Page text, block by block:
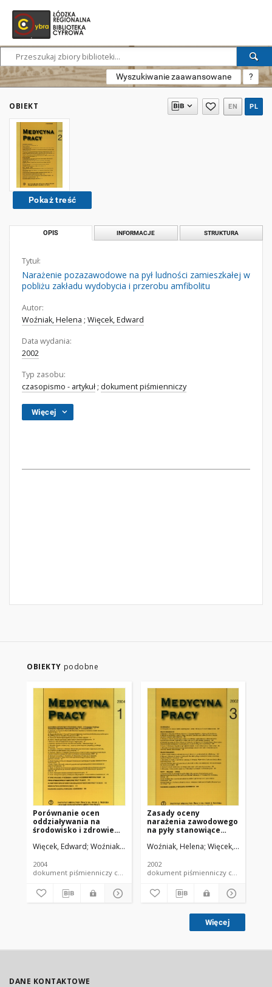
Wyszukiwanie zaawansowane ?
OBIEKT EN PL
Pokaż treść
OPIS INFORMACJE STRUKTURA
Tytuł:
Narażenie pozazawodowe na pył ludności zamieszkałej w
pobliżu zakładu wydobycia i przerobu amfibolitu
Autor:
Woźniak, Helena ; Więcek, Edward
Data wydania:
2002
Typ zasobu:
czasopismo - artykuł ; dokument piśmienniczy
Więcej
OBIEKTY podobne
Porównanie ocen
oddziaływania na
środowisko i zdrowie
w pobliżu zakładu
skalnych na podstawie
metod obliczeniowych i
Więcek, Edward Woźniak, Helena
2004
dokument piśmienniczy czasopismo - artykuł
Zasady oceny
narażenia zawodowego
na pyły stanowiące
krystalicznej
respirabilnych włókien
mineralnych
naturalnego
Woźniak, Helena Więcek, Edward
2002
dokument piśmienniczy
Więcej
DANE KONTAKTOWE